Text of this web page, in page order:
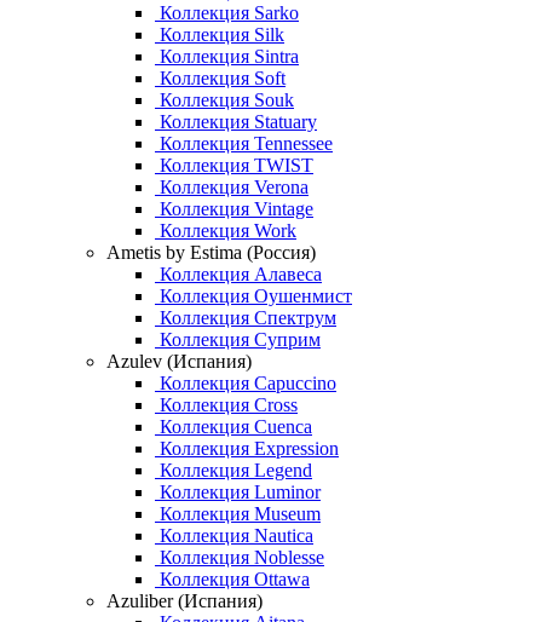
Коллекция Sarko
Коллекция Silk
Коллекция Sintra
Коллекция Soft
Коллекция Souk
Коллекция Statuary
Коллекция Tennessee
Коллекция TWIST
Коллекция Verona
Коллекция Vintage
Коллекция Work
Ametis by Estima (Россия)
Коллекция Алавеса
Коллекция Оушенмист
Коллекция Спектрум
Коллекция Суприм
Azulev (Испания)
Коллекция Capuccino
Коллекция Cross
Коллекция Cuenca
Коллекция Expression
Коллекция Legend
Коллекция Luminor
Коллекция Museum
Коллекция Nautica
Коллекция Noblesse
Коллекция Ottawa
Azuliber (Испания)